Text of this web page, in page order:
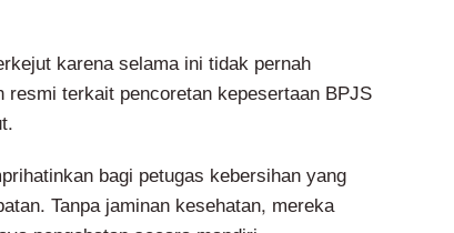
karena selama ini tidak pernah
resmi terkait pencoretan kepesertaan BPJS
bagi petugas kebersihan yang
Tanpa jaminan kesehatan, mereka